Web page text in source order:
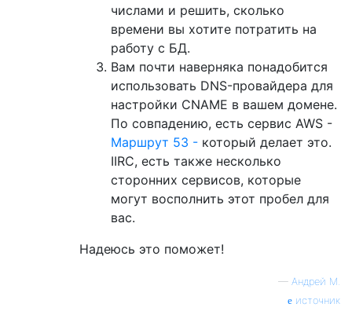
числами и решить, сколько
времени вы хотите потратить на
работу с БД.
Вам почти наверняка понадобится
использовать DNS-провайдера для
настройки CNAME в вашем домене.
По совпадению, есть сервис AWS -
Маршрут 53 - который делает это.
IIRC, есть также несколько
сторонних сервисов, которые
могут восполнить этот пробел для
вас.
Надеюсь это поможет!
— Андрей М.
источник